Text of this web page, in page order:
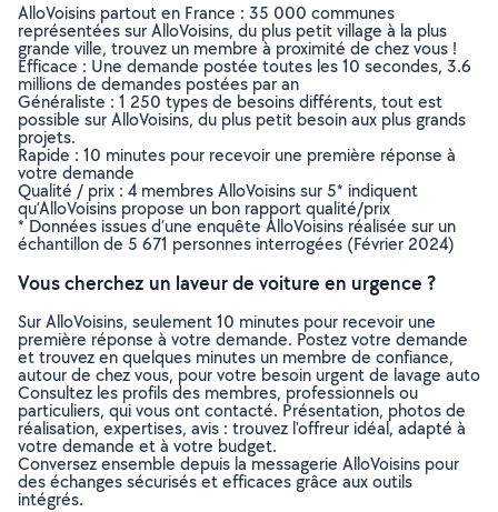
AlloVoisins partout en France : 35 000 communes
représentées sur AlloVoisins, du plus petit village à la plus
grande ville, trouvez un membre à proximité de chez vous !
Efficace : Une demande postée toutes les 10 secondes, 3.6
millions de demandes postées par an
Généraliste : 1 250 types de besoins différents, tout est
possible sur AlloVoisins, du plus petit besoin aux plus grands
projets.
Rapide : 10 minutes pour recevoir une première réponse à
votre demande
Qualité / prix : 4 membres AlloVoisins sur 5* indiquent
qu’AlloVoisins propose un bon rapport qualité/prix
* Données issues d’une enquête AlloVoisins réalisée sur un
échantillon de 5 671 personnes interrogées (Février 2024)
Vous cherchez un laveur de voiture en urgence ?
Sur AlloVoisins, seulement 10 minutes pour recevoir une
première réponse à votre demande. Postez votre demande
et trouvez en quelques minutes un membre de confiance,
autour de chez vous, pour votre besoin urgent de lavage auto
Consultez les profils des membres, professionnels ou
particuliers, qui vous ont contacté. Présentation, photos de
réalisation, expertises, avis : trouvez l'offreur idéal, adapté à
votre demande et à votre budget.
Conversez ensemble depuis la messagerie AlloVoisins pour
des échanges sécurisés et efficaces grâce aux outils
intégrés.